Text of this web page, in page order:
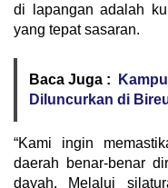
di lapangan adalah
yang tepat sasaran.
Baca Juga :
Diluncurkan di
“Kami ingin
daerah benar-benar
dayah. Melalui